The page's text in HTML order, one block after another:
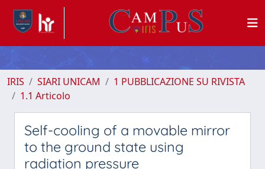
IRIS SIARI UNICAM
1 PUBBLICAZIONE SU RIVISTA
1.1 Articolo
Self-cooling of a movable mirror
to the ground state using
radiation pressure